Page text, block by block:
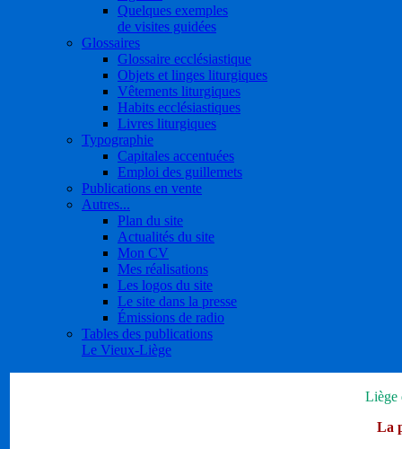
Quelques exemples
de visites guidées
Glossaires
Glossaire ecclésiastique
Objets et linges liturgiques
Vêtements liturgiques
Habits ecclésiastiques
Livres liturgiques
Typographie
Capitales accentuées
Emploi des guillemets
Publications en vente
Autres...
Plan du site
Actualités du site
Mon CV
Mes réalisations
Les logos du site
Le site dans la presse
Émissions de radio
Tables des publications
Le Vieux-Liège
Liège
La